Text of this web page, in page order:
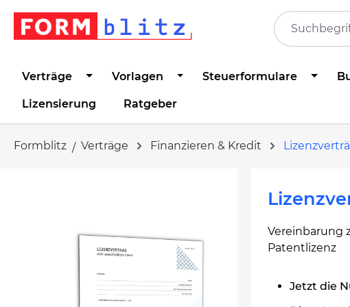
Zur Hauptnavigation springen
Verträge Vorlagen Steuerformulare
Lizensierung Ratgeber
Formblitz Verträge Finanzieren & Kredit
Vereinbarung
Patentlizenz
Jetzt die